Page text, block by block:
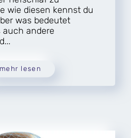
wie diesen kennst du
was bedeutet
auch andere
mehr lesen